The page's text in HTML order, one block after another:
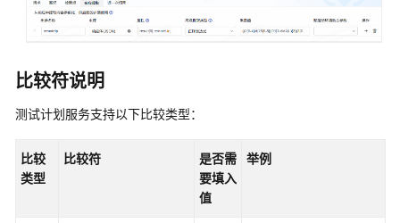
置
CodeArts
口
脚
比较符说明
测试计划服务支持以下比较类型：
比较
类型
比较符
是否需
要填入
值
举例